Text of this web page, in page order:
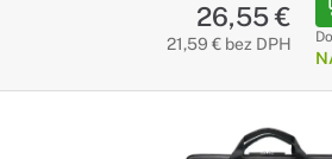
26,55 €
21,59 € bez DPH